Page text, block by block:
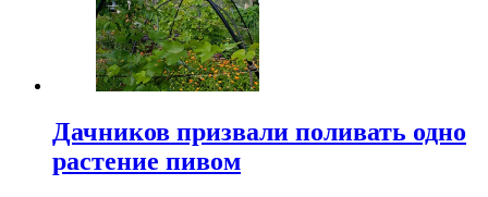
Дачников призвали поливать одно
растение пивом